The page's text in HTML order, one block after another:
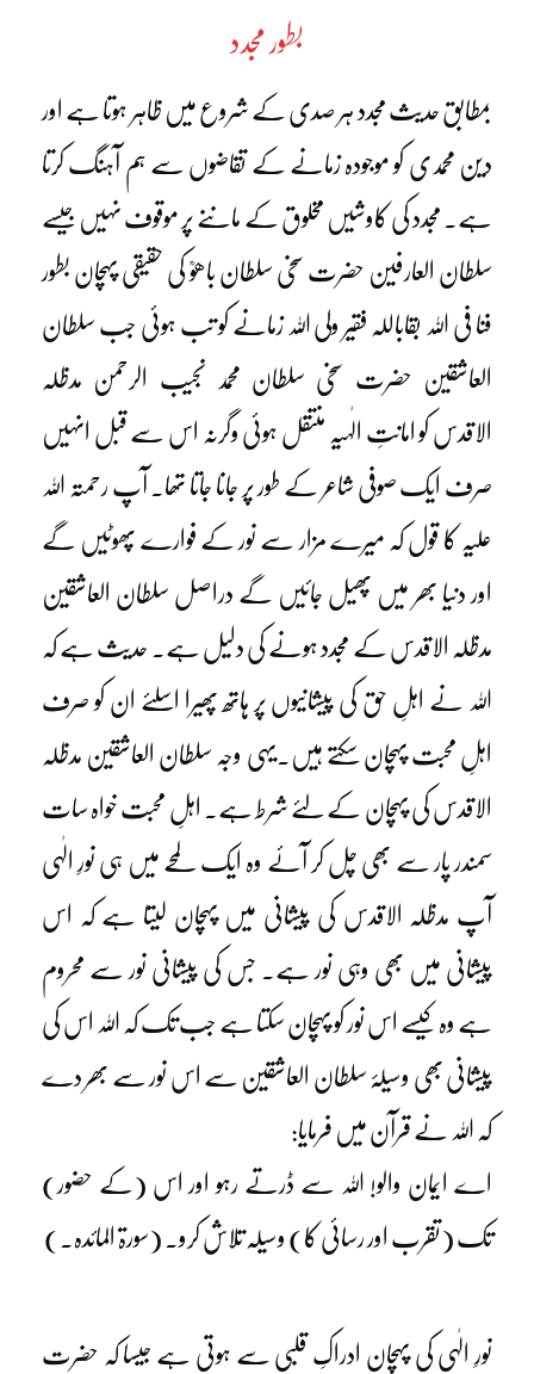
بطور مجدد
بمطابق حدیث مجدد ہر صدی کے شروع میں ظاہر ہوتا ہے اور
دین محمدی کو موجودہ زمانے کے تقاضوں سے ہم آہنگ کرتا
ہے۔ مجدد کی کاوشیں مخلوق کے ماننے پر موقوف نہیں جیسے
سلطان العارفین حضرت سخی سلطان باھوؒ کی حقیقی پہچان بطور
فنا فی اللہ بقاباللہ فقیر ولی اللہ زمانے کو تب ہوئی جب سلطان
العاشقین حضرت سخی سلطان محمد نجیب الرحمن مدظلہ
الاقدس کو امانتِ الٰہیہ منتقل ہوئی وگرنہ اس سے قبل انہیں
صرف ایک صوفی شاعر کے طور پر جانا جاتا تھا۔ آپ رحمتہ اللہ
علیہ کا قول کہ میرے مزار سے نور کے فوارے پھوٹیں گے
اور دنیا بھر میں پھیل جائیں گے دراصل سلطان العاشقین
مدظلہ الاقدس کے مجدد ہونے کی دلیل ہے۔ حدیث ہے کہ
اللہ نے اہلِ حق کی پیشانیوں پر ہاتھ پھیرا اسلئے ان کو صرف
اہلِ محبت پہچان سکتے ہیں۔یہی وجہ سلطان العاشقین مدظلہ
الاقدس کی پہچان کے لئے شرط ہے۔ اہلِ محبت خواہ سات
سمندر پار سے بھی چل کر آئے وہ ایک لمحے میں ہی نورِ الٰہی
آپ مدظلہ الاقدس کی پیشانی میں پہچان لیتا ہے کہ اس
پیشانی میں بھی وہی نور ہے۔ جس کی پیشانی نور سے محروم
ہے وہ کیسے اس نور کو پہچان سکتا ہے جب تک کہ اللہ اس کی
پیشانی بھی وسیلۂ سلطان العاشقین سے اس نور سے بھر دے
کہ اللہ نے قرآن میں فرمایا:
اے ایمان والو! اللہ سے ڈرتے رہو اور اس (کے حضور)
تک (تقرب اور رسائی کا) وسیلہ تلاش کرو۔ (سورۃ المائدہ۔)
نورِ الٰہی کی پہچان ادراکِ قلبی سے ہوتی ہے جیسا کہ حضرت